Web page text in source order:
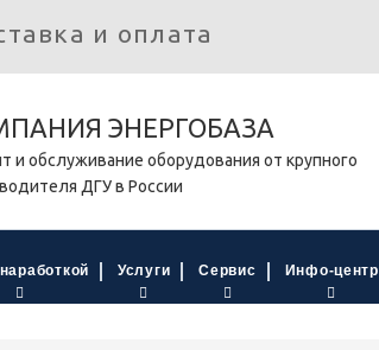
и оплата
ЭНЕРГОБАЗА
и обслуживание оборудования от крупного
ДГУ в России
Услуги Сервис Инфо-центр